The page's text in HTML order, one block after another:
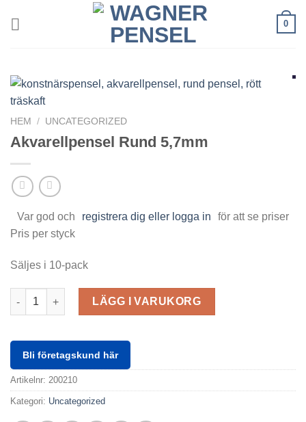
0
HEM / UNCATEGORIZED
Akvarellpensel Rund 5,7mm
Var god och registrera dig eller logga in
för att se priser
Pris per styck
Säljes i 10-pack
Akvarellpensel Rund 5,7mm mängd
LÄGG I VARUKORG
Bli företagskund här
Artikelnr: 200210
Kategori: Uncategorized